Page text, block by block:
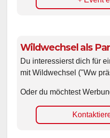
Wildwechsel als
Du interessierst dich für
mit Wildwechsel ("Ww
Oder du möchtest